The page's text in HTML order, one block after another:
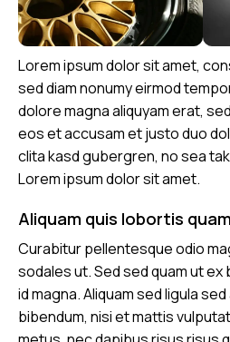
Lorem ipsum dolor sit amet,
sed diam nonumy eirmod
dolore magna aliquyam erat,
eos et accusam et justo duo
clita kasd gubergren, no sea
Lorem ipsum dolor sit amet.
Aliquam quis lobortis quam
Curabitur pellentesque odio
sodales ut. Sed sed quam ut ex
id magna. Aliquam sed ligula
bibendum, nisi et mattis